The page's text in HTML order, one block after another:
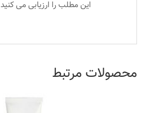
این مطلب را ارزیابی می کنید
محصولات مرتبط